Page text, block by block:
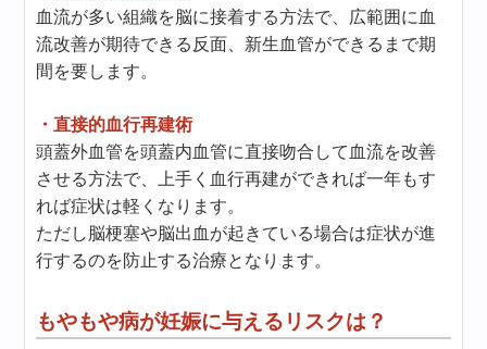
血流が多い組織を脳に接着する方法で、広範囲に血
流改善が期待できる反面、新生血管ができるまで期
間を要します。
・直接的血行再建術
頭蓋外血管を頭蓋内血管に直接吻合して血流を改善
させる方法で、上手く血行再建ができれば一年もす
れば症状は軽くなります。
ただし脳梗塞や脳出血が起きている場合は症状が進
行するのを防止する治療となります。
もやもや病が妊娠に与えるリスクは？